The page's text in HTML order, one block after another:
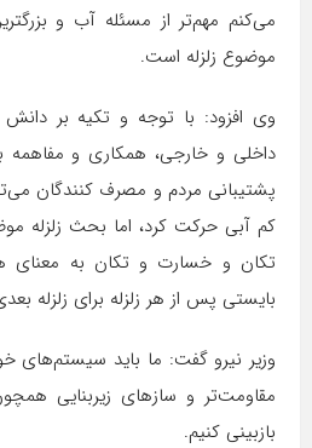
می‌کنم مهم‌تر از مسئله آب و
موضوع زلزله است.
وی افزود: با توجه و تکیه بر دانش
داخلی و خارجی، همکاری و
پشتیبانی مردم و مصرف کنندگان
کم آبی حرکت کرد، اما بحث زلزله
تکان و خسارت و تکان به معنای
بایستی پس از هر زلزله برای زلزله
وزیر نیرو گفت: ما باید سیستم‌های
مقاومت‌تر و ساز‌های زیربنایی
بازبینی کنیم.